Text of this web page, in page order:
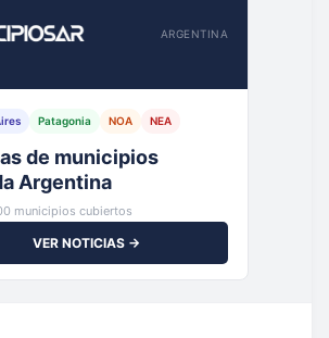
ARGENTINA
Patagonia NOA NEA
de municipios
Argentina
municipios cubiertos
VER NOTICIAS →